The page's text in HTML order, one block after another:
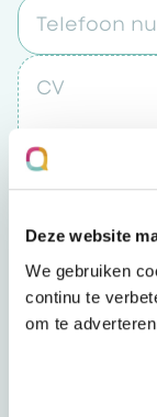
Deze website
We gebruiken
continu te
om te
Telefoon
CV
Door op
het